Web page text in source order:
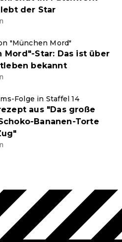
lebt der Star
"München Mord"
Mord"-Star: Das ist über
bekannt
Folge in Staffel 14
aus "Das große
Bananen-Torte